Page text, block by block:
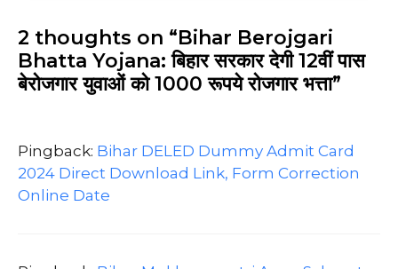
2 thoughts on “Bihar Berojgari
Bhatta Yojana: बिहार सरकार देगी 12वीं पास
बेरोजगार युवाओं को 1000 रूपये रोजगार भत्ता”
Pingback: Bihar DELED Dummy Admit Card
2024 Direct Download Link, Form Correction
Online Date